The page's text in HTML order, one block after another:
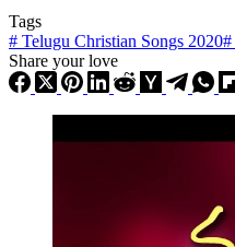
Tags
# Telugu Christian Songs 2020#
Share your love